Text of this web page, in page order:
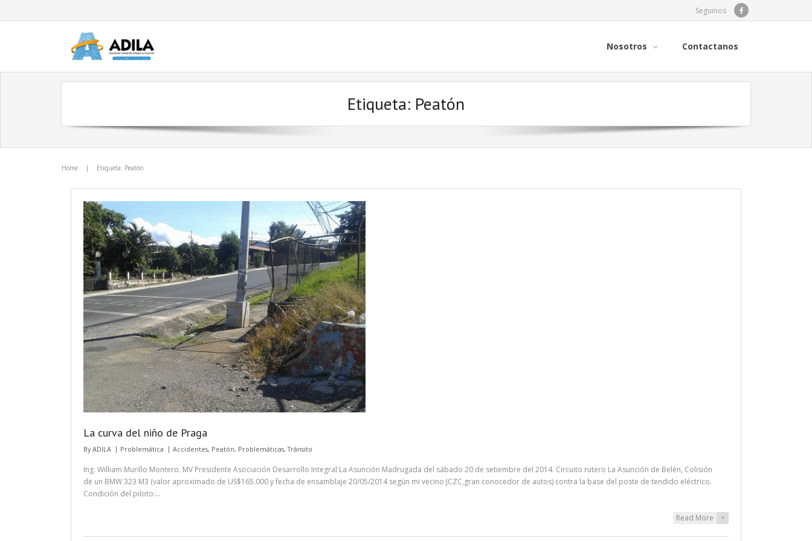
Seguinos
Nosotros Contactanos
Etiqueta: Peatón
Home | Etiqueta: Peatón
La curva del niño de Praga
ByADILA Problemática Accidentes, Peatón, Problemáticas,Tránsito
Ing. William Murillo Montero. MV Presidente Asociación Desarrollo Integral La Asunción Madrugada del sábado 20 de setiembre del 2014. Circuito rutero La Asunción de Belén, Colisión
de un BMW 323 M3 (valor aproximado de US$165.000 y fecha de ensamblaje 20/05/2014 según mi vecino JCZC,gran conocedor de autos) contra la base del poste de tendido eléctrico.
Condición del piloto:…
Read More +